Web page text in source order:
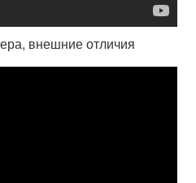
внешние отличия